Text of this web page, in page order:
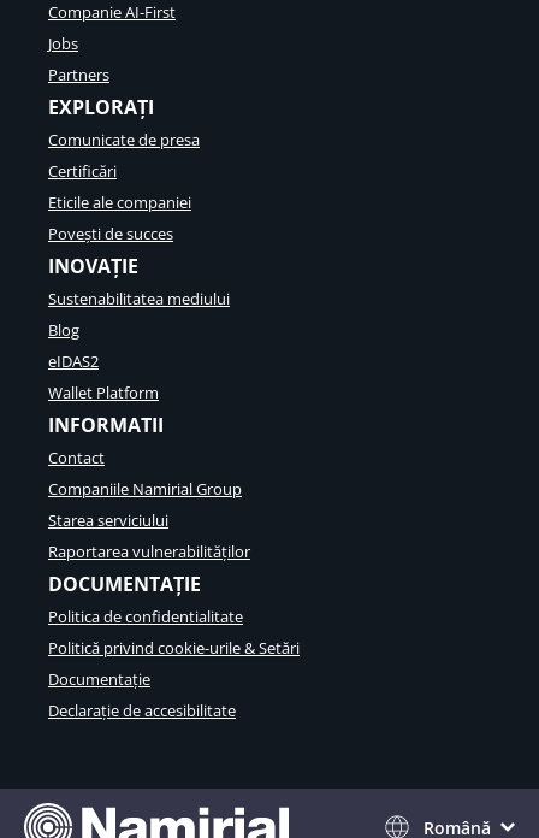
Companie AI-First
Jobs
Partners
EXPLORAȚI
Comunicate de presa
Certificări
Eticile ale companiei
Povești de succes
INOVAȚIE
Sustenabilitatea mediului
Blog
eIDAS2
Wallet Platform
INFORMATII
Contact
Companiile Namirial Group
Starea serviciului
Raportarea vulnerabilităților
DOCUMENTAȚIE
Politica de confidentialitate
Politică privind cookie-urile & Setări
Documentație
Declarație de accesibilitate
Română